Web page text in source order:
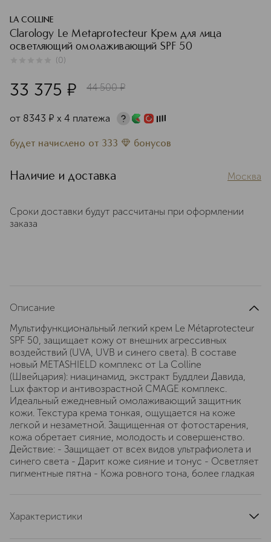
LA COLLINE
Clarology Le Metaprotecteur Крем для лица
осветляющий омолаживающий SPF 50
(0)
33 375 ¤ 44 500 ¤
от 8343 ¤ х 4 платежа
будет начислено от 333 бонусов
Наличие и доставка Москва
Сроки доставки будут рассчитаны при оформлении
заказа
Описание
Мультифункциональный легкий крем Le Métaprotecteur
SPF 50, защищает кожу от внешних агрессивных
воздействий (UVA, UVB и синего света). В составе
новый METASHIELD комплекс от La Colline
(Швейцария): ниацинамид, экстракт Буддлеи Давида,
Lux фактор и антивозрастной CMAGE комплекс.
Идеальный ежедневный омолаживающий защитник
кожи. Текстура крема тонкая, ощущается на коже
легкой и незаметной. Защищенная от фотостарения,
кожа обретает сияние, молодость и совершенство.
Действие: - Защищает от всех видов ультрафиолета и
синего света - Дарит коже сияние и тонус - Осветляет
пигментные пятна - Кожа ровного тона, более гладкая
Характеристики